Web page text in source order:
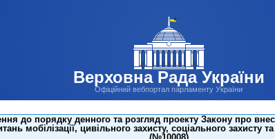
Верховна Рада України
Офіційний вебпортал парламенту України
до порядку денного та розгляд проекту Закону про
мобілізації, цивільного захисту, соціального захисту